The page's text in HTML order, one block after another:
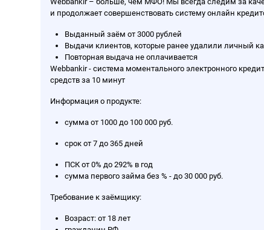
и продолжает совершенствовать систему онлайн
Выданный заём от 3000 рублей
Выдачи клиентов, которые ранее удалили личный
Повторная выдача не оплачивается
Webbankir - система моментального электронного
средств за 10 минут
Информация о продукте:
сумма от 1000 до 100 000 руб.
срок от 7 до 365 дней
ПСК от 0% до 292% в год
сумма первого займа без % - до 30 000 руб.
Требование к заёмщику:
Возраст: от 18 лет